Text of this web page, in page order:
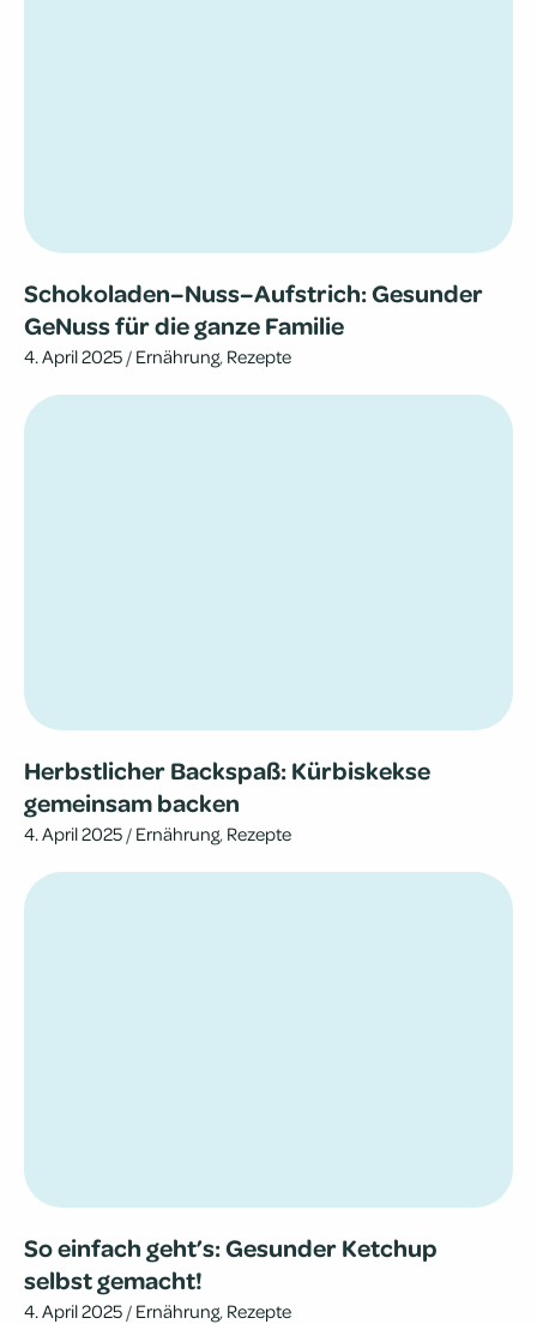
Schokoladen–Nuss–Aufstrich: Gesun­der
GeNuss für die ganze Familie
4. April 2025 / Ernährung, Rezepte
Herbst­li­cher Back­spaß: Kür­bis­kekse
gemein­sam backen
4. April 2025 / Ernährung, Rezepte
So einfach geht’s: Gesun­der Ketchup
selbst gemacht!
4. April 2025 / Ernährung, Rezepte